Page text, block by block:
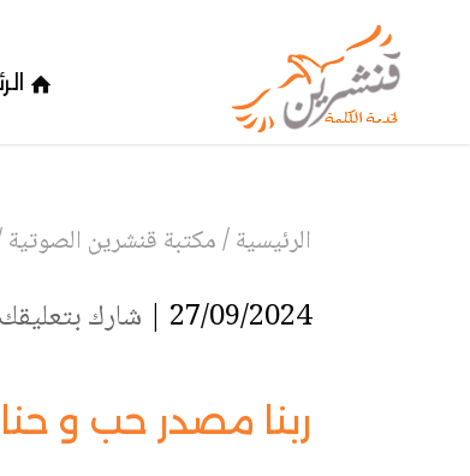
الرئيسية/مكتبة قنشرين الصوتية
27/09/2024 | شارك بتعليقك
ربنا مصدر حب و